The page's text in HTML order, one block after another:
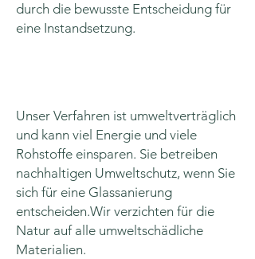
durch die bewusste Entscheidung für
eine Instandsetzung.
Unser Verfahren ist umweltverträglich
und kann viel Energie und viele
Rohstoffe einsparen. Sie betreiben
nachhaltigen Umweltschutz, wenn Sie
sich für eine Glassanierung
entscheiden.Wir verzichten für die
Natur auf alle umweltschädliche
Materialien.